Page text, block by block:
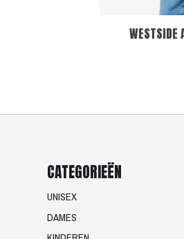
WESTSIDE
CATEGORIEËN
UNISEX
DAMES